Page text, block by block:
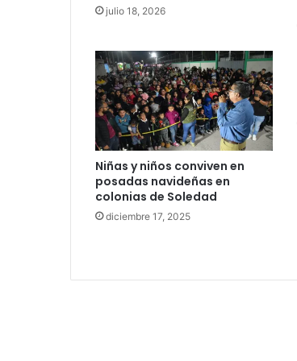
julio 18, 2026
Niñas y niños conviven en
posadas navideñas en
colonias de Soledad
diciembre 17, 2025